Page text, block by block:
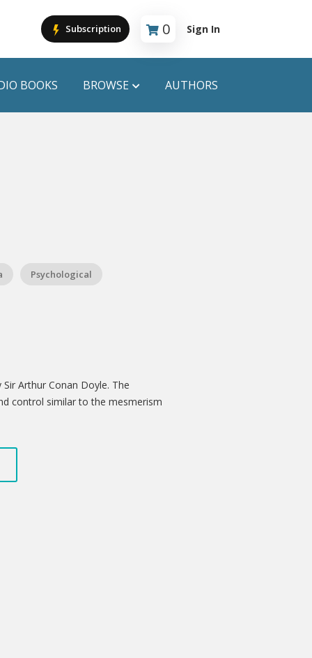
Subscription 0
Cart is empty
Sign In
BOOKS BROWSE AUTHORS
Psychological
Arthur Conan Doyle. The
control similar to the mesmerism
hosts but not others.